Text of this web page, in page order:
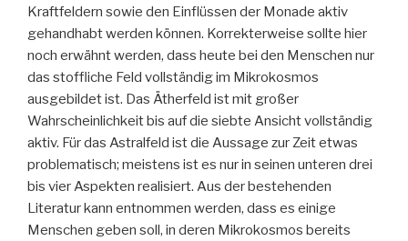
Kraftfeldern sowie den Einflüssen der Monade aktiv
gehandhabt werden können. Korrekterweise sollte hier
noch erwähnt werden, dass heute bei den Menschen nur
das stoffliche Feld vollständig im Mikrokosmos
ausgebildet ist. Das Ätherfeld ist mit großer
Wahrscheinlichkeit bis auf die siebte Ansicht vollständig
aktiv. Für das Astralfeld ist die Aussage zur Zeit etwas
problematisch; meistens ist es nur in seinen unteren drei
bis vier Aspekten realisiert. Aus der bestehenden
Literatur kann entnommen werden, dass es einige
Menschen geben soll, in deren Mikrokosmos bereits